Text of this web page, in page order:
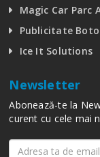
Magic Car Parc
Publicitate
Ice It Solutions
Newsletter
Abonează-te la
curent cu cele mai